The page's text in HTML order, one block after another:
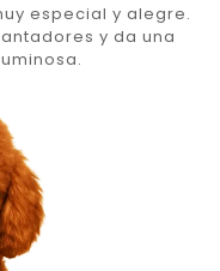
especial y alegre.
y da una